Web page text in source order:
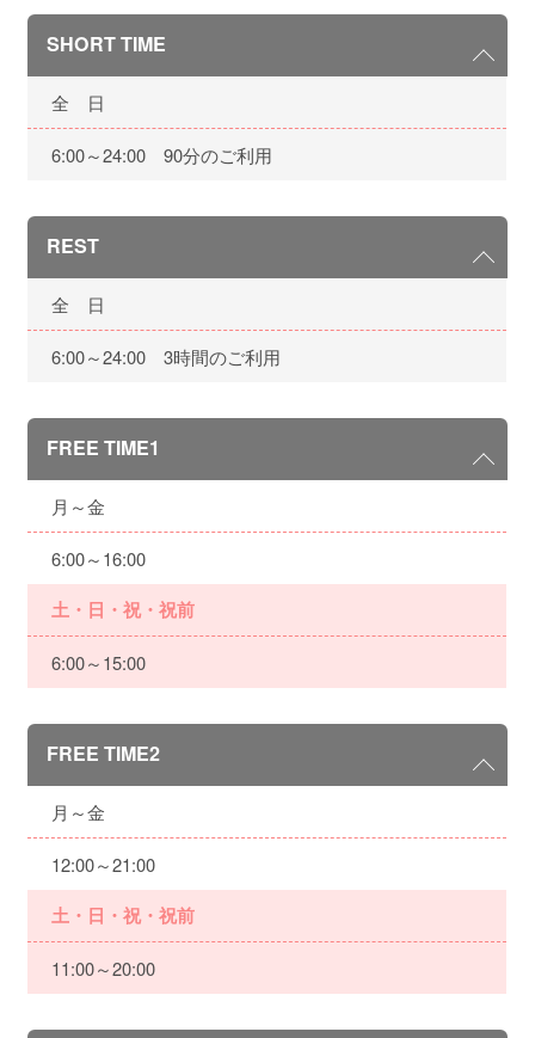
SHORT TIME
全 日
6:00～24:00 90分のご利用
REST
全 日
6:00～24:00 3時間のご利用
FREE TIME1
月～金
6:00～16:00
土・日・祝・祝前
6:00～15:00
FREE TIME2
月～金
12:00～21:00
土・日・祝・祝前
11:00～20:00